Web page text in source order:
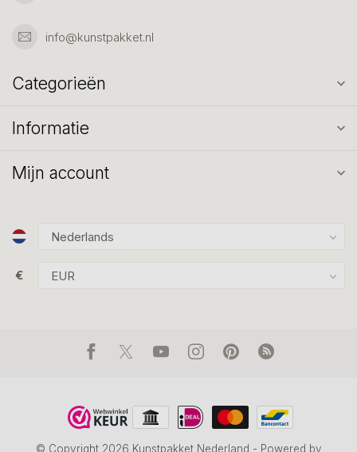
info@kunstpakket.nl
Categorieën
Informatie
Mijn account
€
© Copyright 2026 Kunstpakket Nederland - Powered by